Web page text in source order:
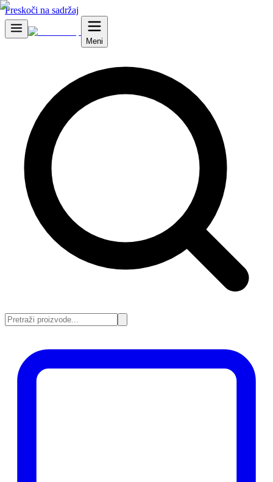
Preskoči na sadržaj
Meni